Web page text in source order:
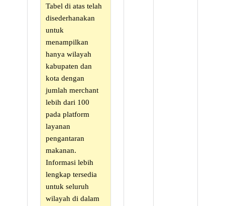
Tabel di atas telah
disederhanakan
untuk
menampilkan
hanya wilayah
kabupaten dan
kota dengan
jumlah merchant
lebih dari 100
pada platform
layanan
pengantaran
makanan.
Informasi lebih
lengkap tersedia
untuk seluruh
wilayah di dalam